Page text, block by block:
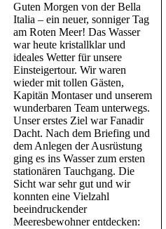
Guten Morgen von der Bella
Italia – ein neuer, sonniger Tag
am Roten Meer! Das Wasser
war heute kristallklar und
ideales Wetter für unsere
Einsteigertour. Wir waren
wieder mit tollen Gästen,
Kapitän Montaser und unserem
wunderbaren Team unterwegs.
Unser erstes Ziel war Fanadir
Dacht. Nach dem Briefing und
dem Anlegen der Ausrüstung
ging es ins Wasser zum ersten
stationären Tauchgang. Die
Sicht war sehr gut und wir
konnten eine Vielzahl
beeindruckender
Meeresbewohner entdecken: